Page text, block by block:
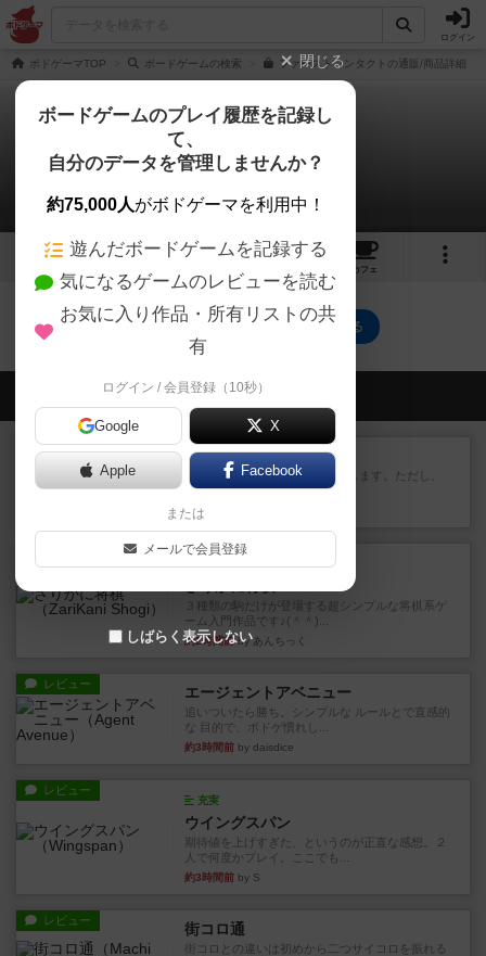
ログイン
ボドゲーマTOP ボードゲームの検索 ファーストコンタクトの通販/商品詳細
ファーストコンタクト
0件のリプレイ日記
4 1 5
カフェ
ファーストコンタクトのトップに戻る
会員の新しい投稿
レビュー ふたつの街の物語
タイルを4×4で並べて街づくりします。ただし、
街は各プレイヤーの間にあ...
約2時間前
ルール/インスト
３種類の駒だけが登場する超シンプルな将棋系ゲ
ーム入門作品です♪(＾＾)...
約2時間前by あんちっく
レビュー エージェントアベニュー
追いついたら勝ち。シンプルな ルールとで直感的
な 目的で、ボドゲ慣れし...
約3時間前 by daisdice
レビュー
充実
ウイングスパン
期待値を上げすぎた、というのが正直な感想。２
人で何度かプレイ。ここでも...
約3時間前 by S
レビュー 街コロ通
街コロとの違いは初めから二つサイコロを振れる
閉じる
ボードゲームのプレイ履歴を記録し
て、
自分のデータを管理しませんか？
約75,000人がボドゲーマを利用中！
遊んだボードゲームを記録する
気になるゲームのレビューを読む
お気に入り作品・所有リストの共
有
ログイン / 会員登録（10秒）
Google X
Apple Facebook
または
メールで会員登録
しばらく表示しない